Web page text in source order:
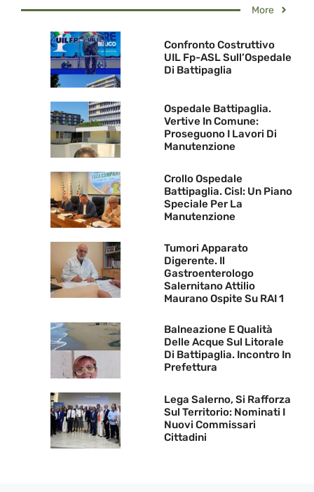
More
Confronto Costruttivo
UIL Fp-ASL Sull’Ospedale
Di Battipaglia
Ospedale Battipaglia.
Vertive In Comune:
Proseguono I Lavori Di
Manutenzione
Crollo Ospedale
Battipaglia. Cisl: Un Piano
Speciale Per La
Manutenzione
Tumori Apparato
Digerente. Il
Gastroenterologo
Salernitano Attilio
Maurano Ospite Su RAI 1
Balneazione E Qualità
Delle Acque Sul Litorale
Di Battipaglia. Incontro In
Prefettura
Lega Salerno, Si Rafforza
Sul Territorio: Nominati I
Nuovi Commissari
Cittadini